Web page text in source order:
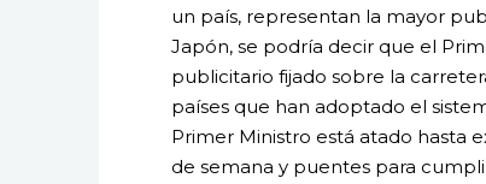
un país, representan la mayor
Japón, se podría decir que el
publicitario fijado sobre la
países que han adoptado el
Primer Ministro está atado hasta
de semana y puentes para